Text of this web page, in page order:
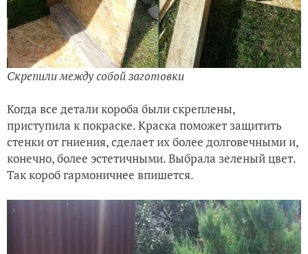
Скрепили между собой заготовки
Когда все детали короба были скреплены,
приступила к покраске. Краска поможет защитить
стенки от гниения, сделает их более долговечными и,
конечно, более эстетичными. Выбрала зеленый цвет.
Так короб гармоничнее впишется.